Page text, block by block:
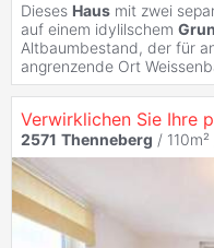
Dieses Haus mit zwei
auf einem idylilschem
Altbaumbestand, der für
angrenzende Ort
2571 Thenneberg /